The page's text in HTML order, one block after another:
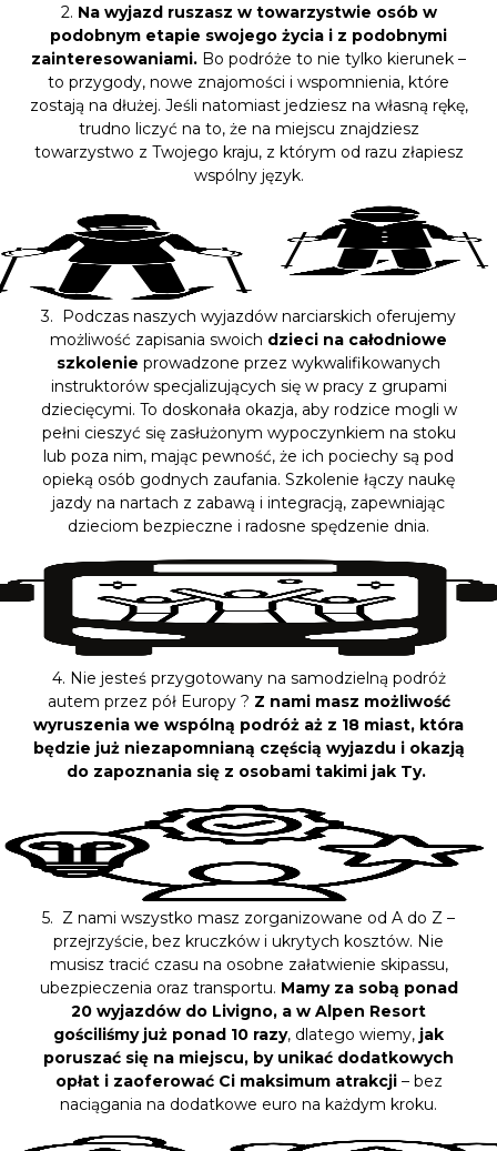
2. Na wyjazd ruszasz w towarzystwie osób w
podobnym etapie swojego życia i z podobnymi
zainteresowaniami. Bo podróże to nie tylko kierunek –
to przygody, nowe znajomości i wspomnienia, które
zostają na dłużej. Jeśli natomiast jedziesz na własną rękę,
trudno liczyć na to, że na miejscu znajdziesz
towarzystwo z Twojego kraju, z którym od razu złapiesz
wspólny język.
3. Podczas naszych wyjazdów narciarskich oferujemy
możliwość zapisania swoich dzieci na całodniowe
szkolenie prowadzone przez wykwalifikowanych
instruktorów specjalizujących się w pracy z grupami
dziecięcymi. To doskonała okazja, aby rodzice mogli w
pełni cieszyć się zasłużonym wypoczynkiem na stoku
lub poza nim, mając pewność, że ich pociechy są pod
opieką osób godnych zaufania. Szkolenie łączy naukę
jazdy na nartach z zabawą i integracją, zapewniając
dzieciom bezpieczne i radosne spędzenie dnia.
4. Nie jesteś przygotowany na samodzielną podróż
autem przez pół Europy ? Z nami masz możliwość
wyruszenia we wspólną podróż aż z 18 miast, która
będzie już niezapomnianą częścią wyjazdu i okazją
do zapoznania się z osobami takimi jak Ty.
5. Z nami wszystko masz zorganizowane od A do Z –
przejrzyście, bez kruczków i ukrytych kosztów. Nie
musisz tracić czasu na osobne załatwienie skipassu,
ubezpieczenia oraz transportu. Mamy za sobą ponad
20 wyjazdów do Livigno, a w Alpen Resort
gościliśmy już ponad 10 razy, dlatego wiemy, jak
poruszać się na miejscu, by unikać dodatkowych
opłat i zaoferować Ci maksimum atrakcji– bez
naciągania na dodatkowe euro na każdym kroku.